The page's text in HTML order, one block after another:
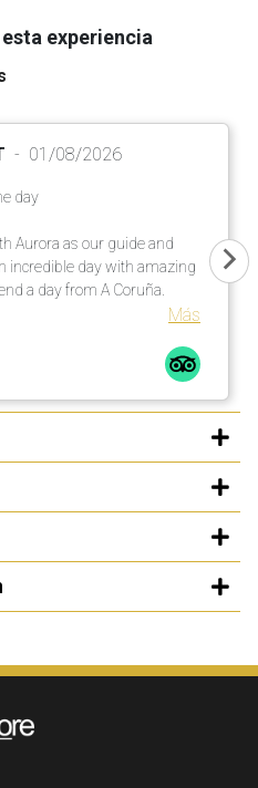
experiencia
01/08/2026
day
Aurora as our guide and
incredible day with amazing
a day from A Coruña.
Más